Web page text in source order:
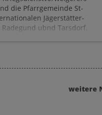
die Pfarrgemeinde St-
Jägerstätter-
ubnd Tarsdorf.
weitere